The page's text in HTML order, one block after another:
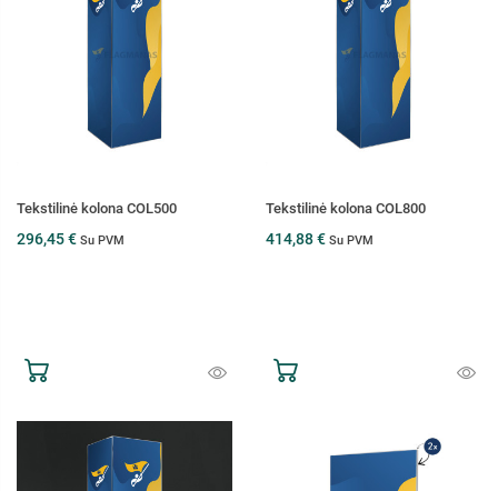
Tekstilinė kolona COL500
296,45 € Su PVM
Tekstilinė kolona COL800
414,88 € Su PVM